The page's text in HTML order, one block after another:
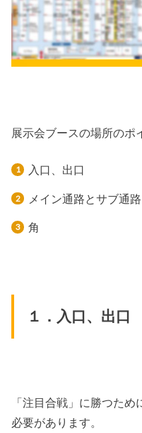
展示会ブースの場所のポ
入口、出口
メイン通路とサブ通路
角
１．入口、出口
「注目合戦」に勝つた
必要があります。